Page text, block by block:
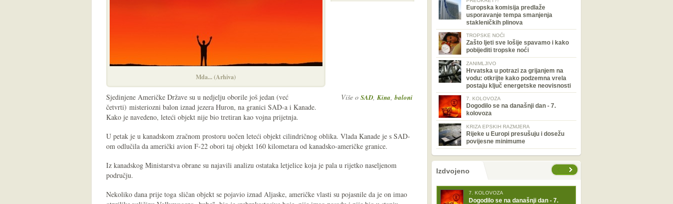
Mda... (Arhiva)
Više o SAD,Kina, baloni
Sjedinjene Američke Države su u nedjelju oborile još jedan (već
četvrti) misteriozni balon iznad jezera Huron, na granici SAD-a i Kanade.
Kako je navedeno, leteći objekt nije bio tretiran kao vojna prijetnja.
U petak je u kanadskom zračnom prostoru uočen leteći objekt cilindričnog oblika. Vlada Kanade je s SAD-
om odlučila da američki avion F-22 obori taj objekt 160 kilometara od kanadsko-američke granice.
Iz kanadskog Ministarstva obrane su najavili analizu ostataka letjelice koja je pala u rijetko naseljenom
području.
Nekoliko dana prije toga sličan objekt se pojavio iznad Aljaske, američke vlasti su pojasnile da je on imao
Europska komisija predlaže
usporavanje tempa smanjenja
stakleničkih plinova
TROPSKE NOĆI
Zašto ljeti sve lošije spavamo i kako
pobijediti tropske noći
ZANIMLJIVO
Hrvatska u potrazi za grijanjem na
vodu: otkrijte kako podzemna vrela
postaju ključ energetske neovisnosti
7. KOLOVOZA
Dogodilo se na današnji dan - 7.
kolovoza
KRIZA EPSKIH RAZMJERA
Rijeke u Europi presušuju i dosežu
povijesne minimume
nema prethodne stranice
sljedećeIzdvojeno
7. KOLOVOZA
Dogodilo se na današnji dan - 7.